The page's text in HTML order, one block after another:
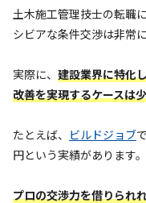
土木施工管理技士の転職
シビアな条件交渉は非常
実際に、 建設業界に特化
改善を実現するケースは
たとえば、 ビルドジョブ
円という実績があります。
プロの交渉力を借りられ